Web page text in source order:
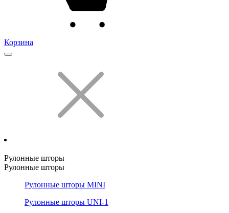
Корзина
Рулонные шторы
Рулонные шторы
Рулонные шторы MINI
Рулонные шторы UNI-1